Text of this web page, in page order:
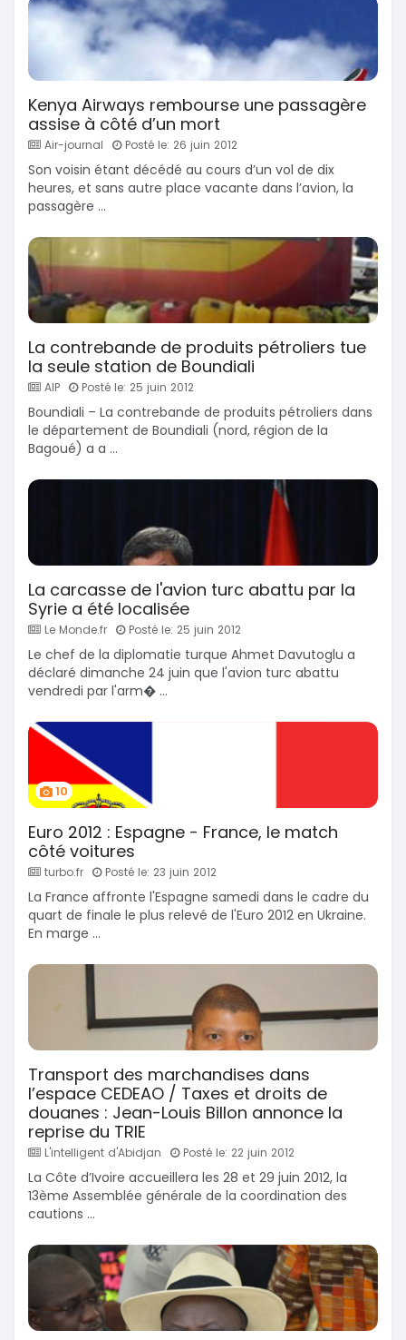
Kenya Airways rembourse une passagère
assise à côté d’un mort
Air-journal Posté le: 26 juin 2012
Son voisin étant décédé au cours d’un vol de dix
heures, et sans autre place vacante dans l’avion, la
passagère ...
La contrebande de produits pétroliers tue
la seule station de Boundiali
AIP Posté le: 25 juin 2012
Boundiali – La contrebande de produits pétroliers dans
le département de Boundiali (nord, région de la
Bagoué) a a ...
La carcasse de l'avion turc abattu par la
Syrie a été localisée
Le Monde.fr Posté le: 25 juin 2012
Le chef de la diplomatie turque Ahmet Davutoglu a
déclaré dimanche 24 juin que l'avion turc abattu
vendredi par l'arm� ...
10
Euro 2012 : Espagne - France, le match
côté voitures
turbo.fr Posté le: 23 juin 2012
La France affronte l'Espagne samedi dans le cadre du
quart de finale le plus relevé de l'Euro 2012 en Ukraine.
En marge ...
Transport des marchandises dans
l’espace CEDEAO / Taxes et droits de
douanes : Jean-Louis Billon annonce la
reprise du TRIE
L'intelligent d'Abidjan Posté le: 22 juin 2012
La Côte d’Ivoire accueillera les 28 et 29 juin 2012, la
13ème Assemblée générale de la coordination des
cautions ...